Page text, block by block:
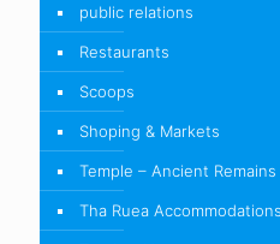
public relations
Restaurants
Scoops
Shoping & Markets
Temple – Ancient Remains
Tha Ruea Accommodations